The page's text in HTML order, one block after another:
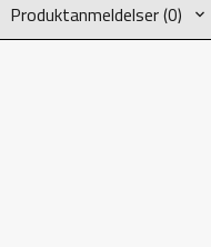
Produktanmeldelser (0)